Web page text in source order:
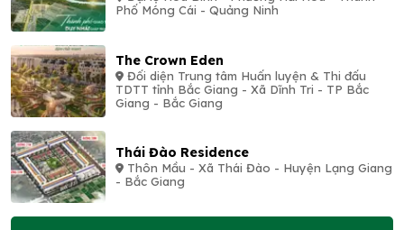
Phố Móng Cái - Quảng Ninh
The Crown Eden
Đối diện Trung tâm Huấn luyện & Thi đấu
TDTT tỉnh Bắc Giang - Xã Dĩnh Tri - TP Bắc
Giang - Bắc Giang
Thái Đào Residence
Thôn Mầu - Xã Thái Đào - Huyện Lạng Giang
- Bắc Giang